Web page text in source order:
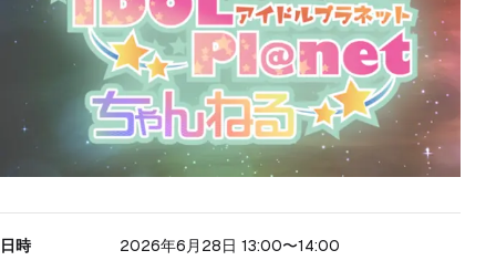
日時 2026年6月28日 13:00〜14:00